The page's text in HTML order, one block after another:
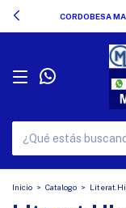
CORDOBESA
Inicio > Catalogo >